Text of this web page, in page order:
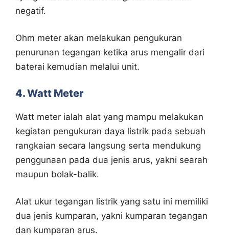
negatif.
Ohm meter akan melakukan pengukuran
penurunan tegangan ketika arus mengalir dari
baterai kemudian melalui unit.
4. Watt Meter
Watt meter ialah alat yang mampu melakukan
kegiatan pengukuran daya listrik pada sebuah
rangkaian secara langsung serta mendukung
penggunaan pada dua jenis arus, yakni searah
maupun bolak-balik.
Alat ukur tegangan listrik yang satu ini memiliki
dua jenis kumparan, yakni kumparan tegangan
dan kumparan arus.